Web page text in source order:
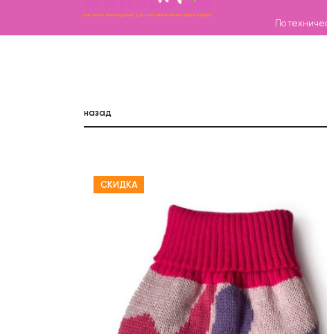
По
назад
СКИДКА